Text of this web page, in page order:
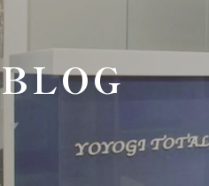
BLOG